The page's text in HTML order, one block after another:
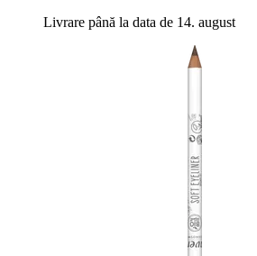
Livrare până la data de 14. august